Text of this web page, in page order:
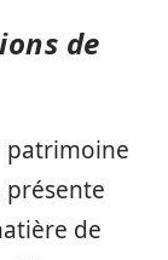
de
patrimoine
de